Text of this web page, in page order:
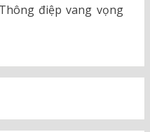
điệp vang vọng